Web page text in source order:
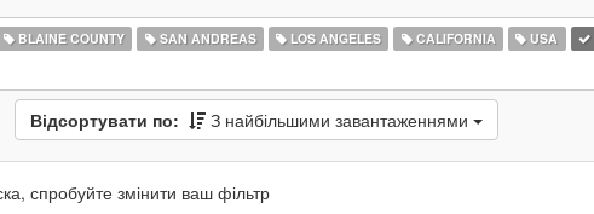
BLAINE COUNTY SAN ANDREAS LOS ANGELES CALIFORNIA USA
Відсортувати по: З найбільшими завантаженнями
спробуйте змінити ваш фільтр